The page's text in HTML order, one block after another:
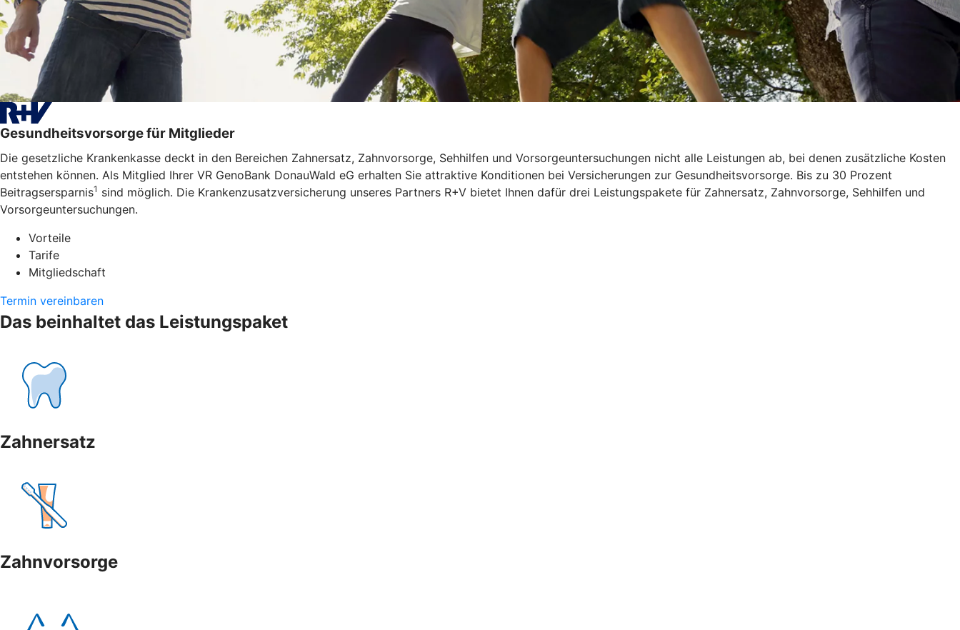
Gesundheitsvorsorge für Mitglieder
Die gesetzliche Krankenkasse deckt in den Bereichen Zahnersatz, Zahnvorsorge, Sehhilfen und Vorsorgeuntersuchungen nicht alle Leistungen ab, bei denen zusätzliche Kosten
entstehen können. Als Mitglied Ihrer VR GenoBank DonauWald eG erhalten Sie attraktive Konditionen bei Versicherungen zur Gesundheitsvorsorge. Bis zu 30 Prozent
Beitragsersparnis1 sind möglich. Die Krankenzusatzversicherung unseres Partners R+V bietet Ihnen dafür drei Leistungspakete für Zahnersatz, Zahnvorsorge, Sehhilfen und
Vorsorgeuntersuchungen.
Vorteile
Tarife
Mitgliedschaft
Termin vereinbaren
Das beinhaltet das Leistungspaket
Zahnersatz
Zahnvorsorge